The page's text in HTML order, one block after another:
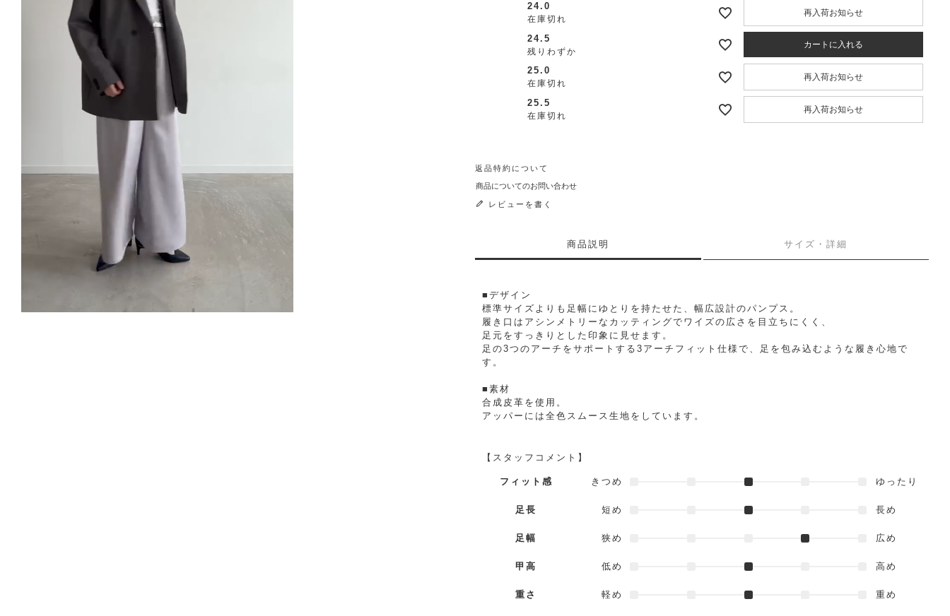
24.0
在庫切れ
再入荷お知らせ
24.5
残りわずか
カートに入れる
25.0
在庫切れ
再入荷お知らせ
25.5
在庫切れ
再入荷お知らせ
返品特約について
商品についてのお問い合わせ
レビューを書く
商品説明 サイズ・詳細
■デザイン
標準サイズよりも足幅にゆとりを持たせた、幅広設計のパンプス。
履き口はアシンメトリーなカッティングでワイズの広さを目立ちにくく、
足元をすっきりとした印象に見せます。
足の3つのアーチをサポートする3アーチフィット仕様で、足を包み込むような履き心地で
す。
■素材
合成皮革を使用。
アッパーには全色スムース生地をしています。
【スタッフコメント】
フィット感 きつめ ゆったり
足長 短め 長め
足幅 狭め 広め
甲高 低め 高め
重さ 軽め 重め